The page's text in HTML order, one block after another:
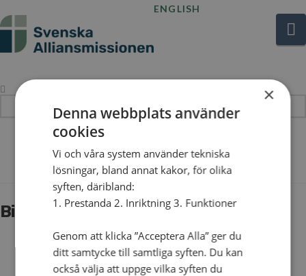
ENG­LISH
The Blog
Bi­ziwick Wanja snic­kar­lä­ra­re
×
Denna webbplats använder
cookies
Vi och våra system använder tekniska
lösningar, bland annat kakor, för olika
syften, däribland:
1. Prestanda 2. Inriktning 3. Funktioner
Genom att klicka ”Acceptera Alla” ger du
ditt samtycke till samtliga syften. Du kan
också välja att uppge vilka syften du